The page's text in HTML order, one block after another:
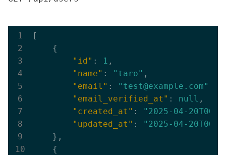
[
    {
"id" : 1 ,
"name" : "taro" ,
"email" : "test@example.com"
"email_verified_at" : null ,
"created_at" :
"2025-04-
"updated_at" :
"2025-04-
    },
    {